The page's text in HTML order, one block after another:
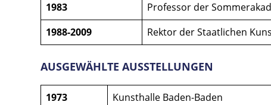
1983
Professor der
1988-2009
Rektor der Staatlichen
AUSGEWÄHLTE AUSSTELLUNGEN
1973
Kunsthalle Baden-Baden